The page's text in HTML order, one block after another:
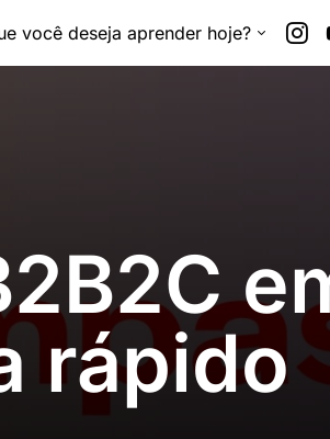
você deseja aprender hoje?
rápido